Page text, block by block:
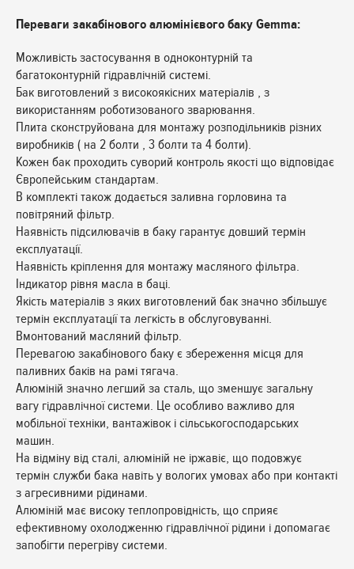
Переваги закабінового алюмінієвого баку Gemma:
Можливість застосування в одноконтурній та
багатоконтурній гідравлічній системі.
Бак виготовлений з високоякісних матеріалів , з
використанням роботизованого зварювання.
Плита сконструйована для монтажу розподільників різних
виробників ( на 2 болти , 3 болти та 4 болти).
Кожен бак проходить суворий контроль якості що відповідає
Європейським стандартам.
В комплекті також додається заливна горловина та
повітряний фільтр.
Наявність підсилювачів в баку гарантує довший термін
експлуатації.
Наявність кріплення для монтажу масляного фільтра.
Індикатор рівня масла в баці.
Якість матеріалів з яких виготовлений бак значно збільшує
термін експлуатації та легкість в обслуговуванні.
Вмонтований масляний фільтр.
Перевагою закабінового баку є збереження місця для
паливних баків на рамі тягача.
Алюміній значно легший за сталь, що зменшує загальну
вагу гідравлічної системи. Це особливо важливо для
мобільної техніки, вантажівок і сільськогосподарських
машин.
На відміну від сталі, алюміній не іржавіє, що подовжує
термін служби бака навіть у вологих умовах або при контакті
з агресивними рідинами.
Алюміній має високу теплопровідність, що сприяє
ефективному охолодженню гідравлічної рідини і допомагає
запобігти перегріву системи.